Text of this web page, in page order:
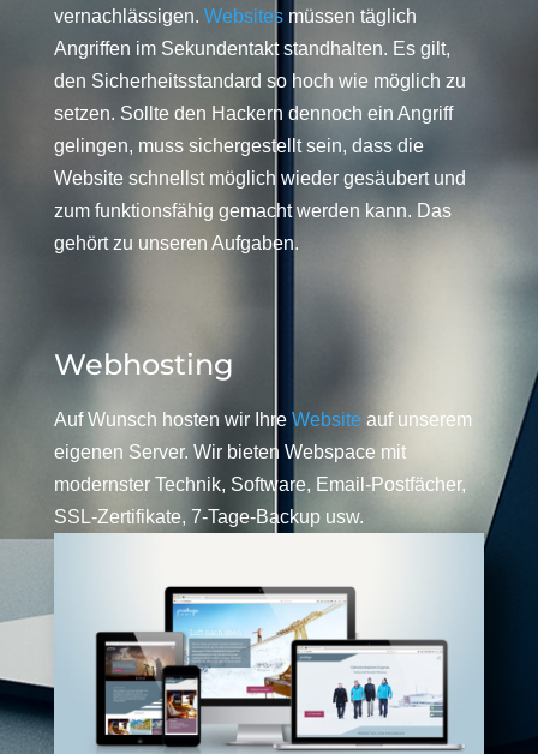
vernachlässigen. Websitesmüssen täglich
Angriffen im Sekundentakt standhalten. Es gilt,
den Sicherheitsstandard so hoch wie möglich zu
setzen. Sollte den Hackern dennoch ein Angriff
gelingen, muss sichergestellt sein, dass die
Website schnellst möglich wieder gesäubert und
zum funktionsfähig gemacht werden kann. Das
gehört zu unseren Aufgaben.
Webhosting
Auf Wunsch hosten wir Ihre Website auf unserem
eigenen Server. Wir bieten Webspace mit
modernster Technik, Software, Email-Postfächer,
SSL-Zertifikate, 7-Tage-Backup usw.